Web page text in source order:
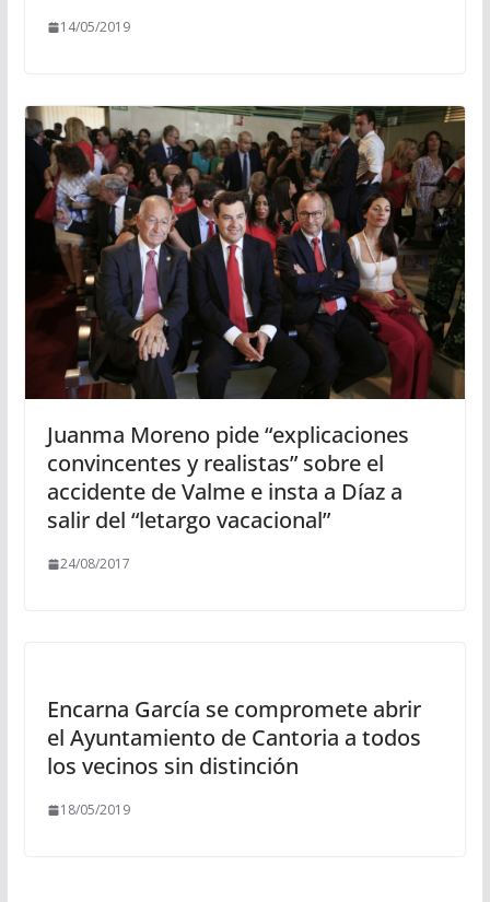
14/05/2019
Juanma Moreno pide “explicaciones
convincentes y realistas” sobre el
accidente de Valme e insta a Díaz a
salir del “letargo vacacional”
24/08/2017
Encarna García se compromete abrir
el Ayuntamiento de Cantoria a todos
los vecinos sin distinción
18/05/2019